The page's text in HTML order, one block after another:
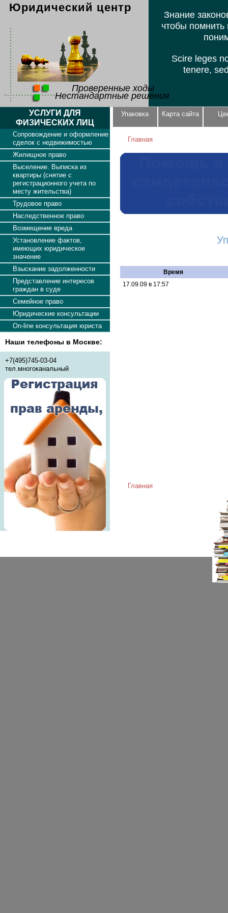
УСЛУГИ ДЛЯ
ФИЗИЧЕСКИХ ЛИЦ
Сопровождение и оформление
сделок с недвижимостью
Жилищное право
Выселение. Выписка из
квартиры (снятие с
регистрационного учета по
месту жительства)
Трудовое право
Наследственное право
Возмещение вреда
Установление фактов,
имеющих юридическое
значение
Взыскание задолженности
Представление интересов
граждан в суде
Семейное право
Юридические консультации
On-line консультация юриста
Наши телефоны в Москве:
+7(495)745-03-04
тел.многоканальный
Упаковка Карта сайта
Главная
Время
17.09.09 в 17:57
Главная
Юридический центр
Проверенные ходы
Нестандартные решения
Знание
чтобы помнить
Scire leges
tenere,